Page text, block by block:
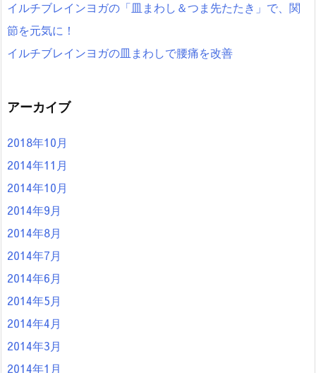
イルチブレインヨガの「皿まわし＆つま先たたき」で、関
節を元気に！
イルチブレインヨガの皿まわしで腰痛を改善
アーカイブ
2018年10月
2014年11月
2014年10月
2014年9月
2014年8月
2014年7月
2014年6月
2014年5月
2014年4月
2014年3月
2014年1月